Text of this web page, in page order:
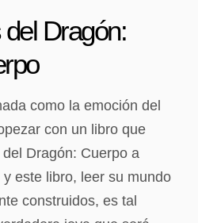
Dragón:
como la emoción del
con un libro que
Dragón: Cuerpo a
este libro, leer su mundo
construidos, es tal